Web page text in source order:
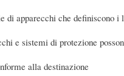
di apparecchi che definiscono
e sistemi di protezione
alla destinazione